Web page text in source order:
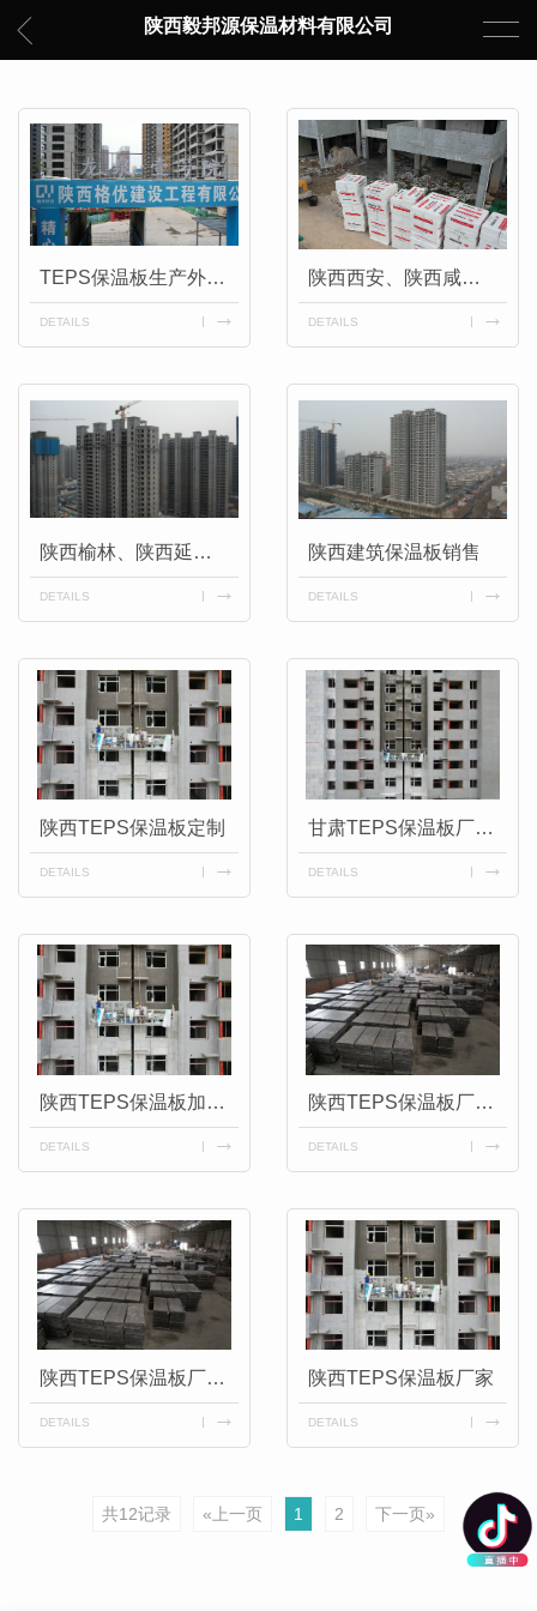
陕西毅邦源保温材料有限公司
TEPS保温板生产外墙保温
DETAILS
陕西西安、陕西咸阳厂家供应,厂家直供TEPS保温板
DETAILS
陕西榆林、陕西延安厂家供应,厂家直供TEPS保温板
DETAILS
陕西建筑保温板销售
DETAILS
陕西TEPS保温板定制
DETAILS
甘肃TEPS保温板厂家批发价格
DETAILS
陕西TEPS保温板加工厂家
DETAILS
陕西TEPS保温板厂家批发价格
DETAILS
陕西TEPS保温板厂家批发
DETAILS
陕西TEPS保温板厂家
DETAILS
共12记录 «上一页 1 2 下一页»